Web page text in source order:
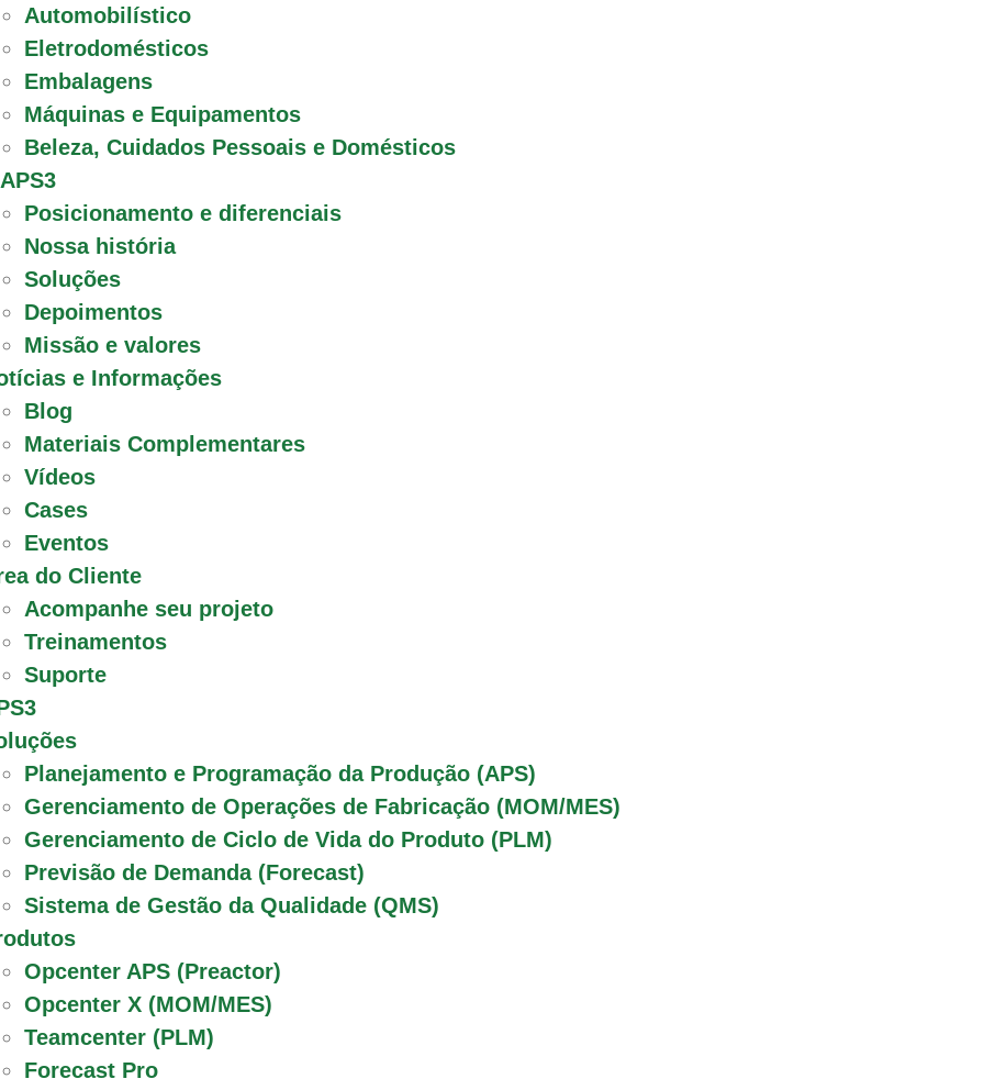
Automobilístico
Eletrodomésticos
Embalagens
Máquinas e Equipamentos
Beleza, Cuidados Pessoais e Domésticos
Posicionamento e diferenciais
Nossa história
Soluções
Depoimentos
Missão e valores
e Informações
Blog
Materiais Complementares
Vídeos
Cases
Eventos
do Cliente
Acompanhe seu projeto
Treinamentos
Suporte
Planejamento e Programação da Produção (APS)
Gerenciamento de Operações de Fabricação (MOM/MES)
Gerenciamento de Ciclo de Vida do Produto (PLM)
Previsão de Demanda (Forecast)
Sistema de Gestão da Qualidade (QMS)
Opcenter APS (Preactor)
Opcenter X (MOM/MES)
Teamcenter (PLM)
Forecast Pro